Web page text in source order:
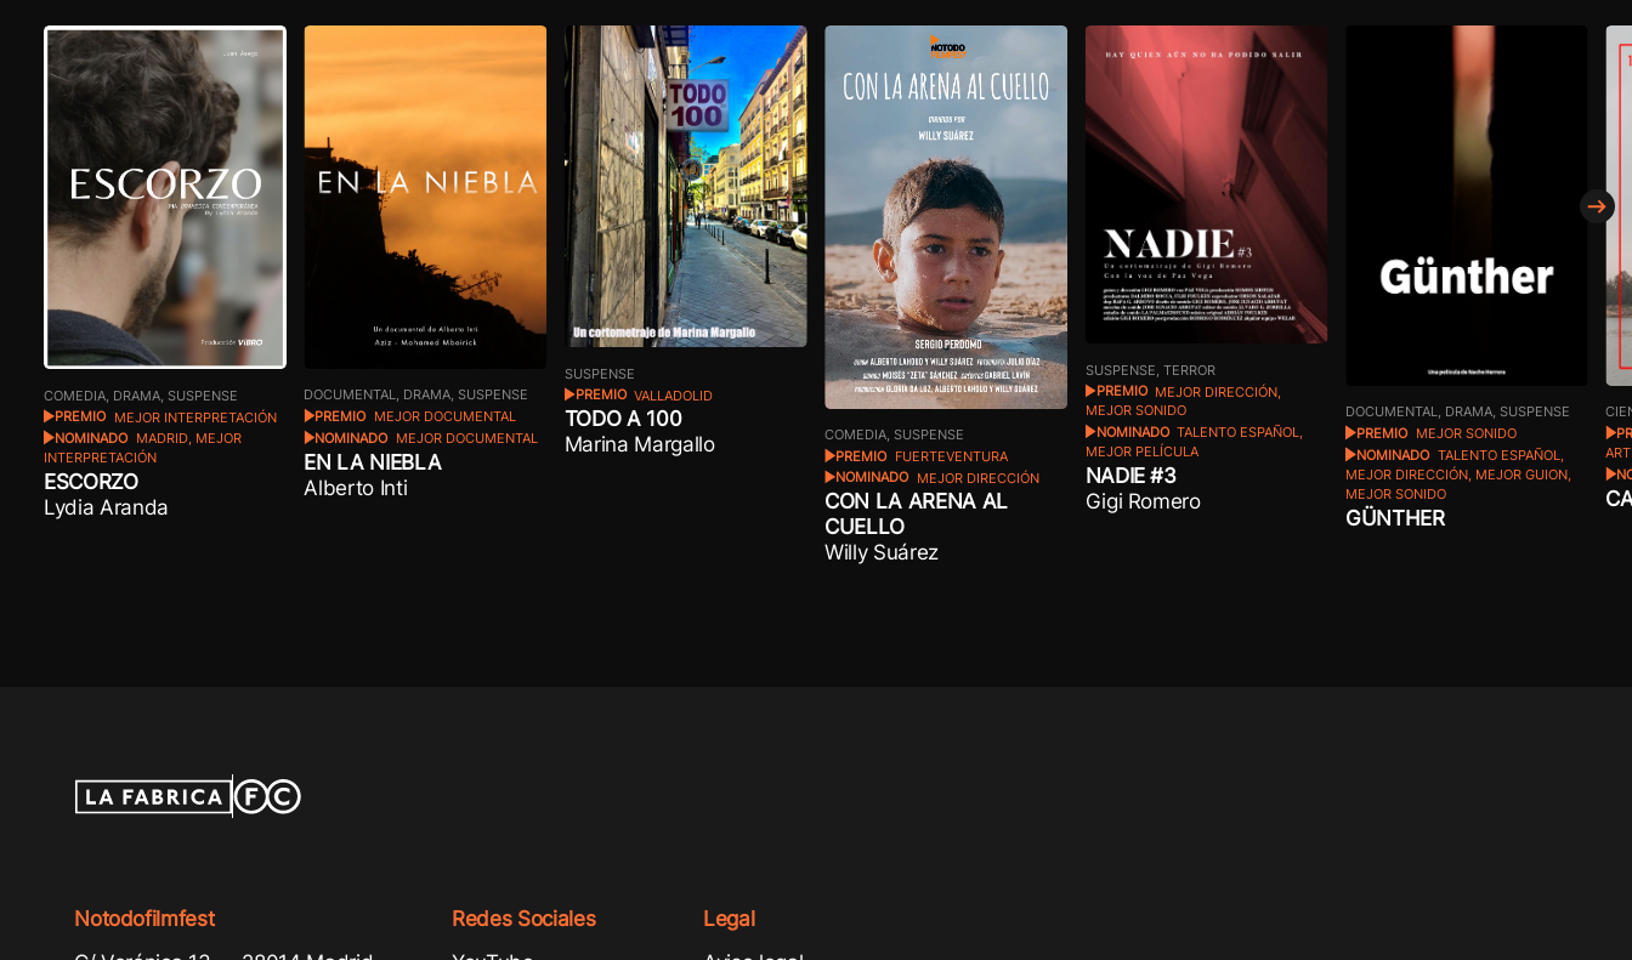
COMEDIA, DRAMA, SUSPENSE
PREMIO
MEJOR INTERPRETACIÓN
NOMINADO
MADRID, MEJOR
INTERPRETACIÓN
ESCORZO
Lydia Aranda
DOCUMENTAL, DRAMA, SUSPENSE
PREMIO MEJOR DOCUMENTAL
NOMINADO MEJOR DOCUMENTAL
EN LA NIEBLA
Alberto Inti
SUSPENSE
PREMIO VALLADOLID
TODO A 100
Marina Margallo
COMEDIA, SUSPENSE
PREMIO
FUERTEVENTURA
NOMINADO
MEJOR DIRECCIÓN
CON LA ARENA AL
CUELLO
Willy Suárez
SUSPENSE, TERROR
PREMIO MEJOR DIRECCIÓN,
MEJOR SONIDO
NOMINADO TALENTO ESPAÑOL,
MEJOR PELÍCULA
NADIE #3
Gigi Romero
DOCUMENTAL, DRAMA, SUSPENSE
PREMIO
MEJOR SONIDO
NOMINADO TALENTO ESPAÑOL,
MEJOR DIRECCIÓN, MEJOR GUION,
MEJOR SONIDO
GÜNTHER
Notodofilmfest
Redes Sociales
Legal